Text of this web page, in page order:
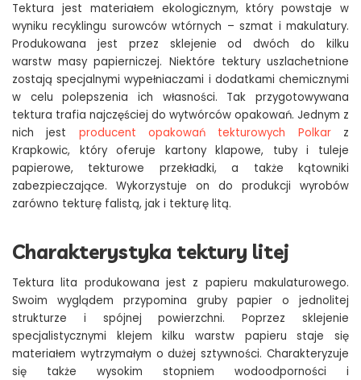
Tektura jest materiałem ekologicznym, który powstaje w
wyniku recyklingu surowców wtórnych – szmat i makulatury.
Produkowana jest przez sklejenie od dwóch do kilku
warstw masy papierniczej. Niektóre tektury uszlachetnione
zostają specjalnymi wypełniaczami i dodatkami chemicznymi
w celu polepszenia ich własności. Tak przygotowywana
tektura trafia najczęściej do wytwórców opakowań. Jednym z
nich jest producent opakowań tekturowych Polkarz
Krapkowic, który oferuje kartony klapowe, tuby i tuleje
papierowe, tekturowe przekładki, a także kątowniki
zabezpieczające. Wykorzystuje on do produkcji wyrobów
zarówno tekturę falistą, jak i tekturę litą.
Charakterystyka tektury litej
Tektura lita produkowana jest z papieru makulaturowego.
Swoim wyglądem przypomina gruby papier o jednolitej
strukturze i spójnej powierzchni. Poprzez sklejenie
specjalistycznymi klejem kilku warstw papieru staje się
materiałem wytrzymałym o dużej sztywności. Charakteryzuje
się także wysokim stopniem wodoodporności i